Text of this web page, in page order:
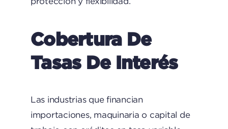
Cobertura De
Tasas De Interés
Las industrias que financian
importaciones, maquinaria o capital de